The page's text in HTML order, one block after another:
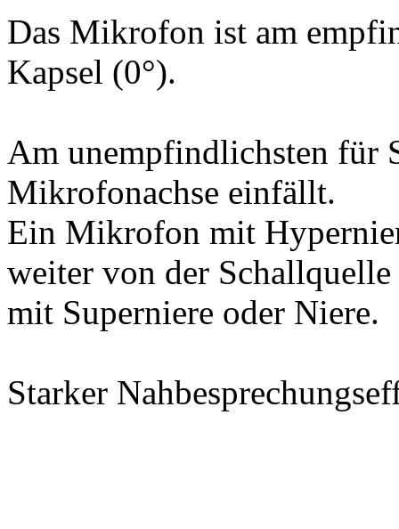
Das Mikrofon ist am
Kapsel (0°).
Am unempfindlichsten für
Mikrofonachse einfällt.
Ein Mikrofon mit
weiter von der
mit Superniere oder Niere.
Starker